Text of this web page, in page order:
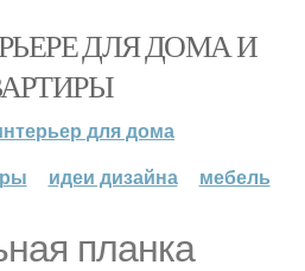
ДЛЯ ДОМА И
для дома
идеи дизайна мебель
планка